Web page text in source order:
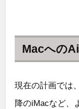
Macへの
現在の計画では
降のiMacなど、